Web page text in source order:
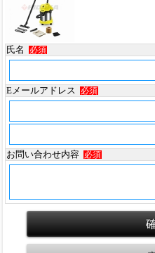
氏名 必須
Eメールアドレス 必須
お問い合わせ内容
必須